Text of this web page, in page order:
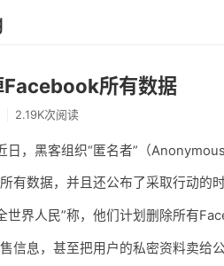
Facebook所有数据
2.19K次阅读
，黑客组织“匿名者”（
有数据，并且还公布了采取行动的时
世界人民”称，他们计划删除所有
信息，甚至把用户的私密资料卖给公